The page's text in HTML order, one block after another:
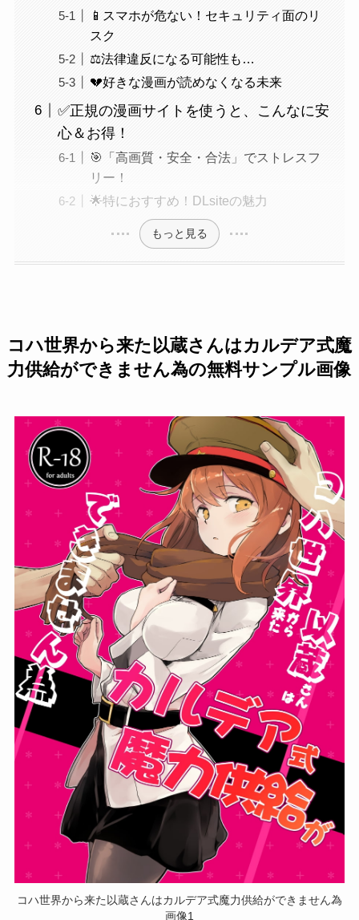
📱スマホが危ない！セキュリティ面のリ
スク
⚖️法律違反になる可能性も…
💔好きな漫画が読めなくなる未来
✅正規の漫画サイトを使うと、こんなに安
心＆お得！
🎯「高画質・安全・合法」でストレスフ
リー！
🌟特におすすめ！DLsiteの魅力
もっと見る
コハ世界から来た以蔵さんはカルデア式魔
力供給ができません為の無料サンプル画像
コハ世界から来た以蔵さんはカルデア式魔力供給ができません為
画像1